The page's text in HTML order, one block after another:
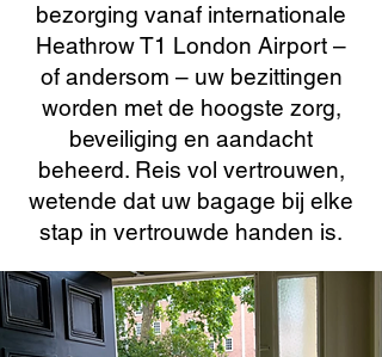
bezorging vanaf internationale
Heathrow T1 London Airport –
of andersom – uw bezittingen
worden met de hoogste zorg,
beveiliging en aandacht
beheerd. Reis vol vertrouwen,
wetende dat uw bagage bij elke
stap in vertrouwde handen is.